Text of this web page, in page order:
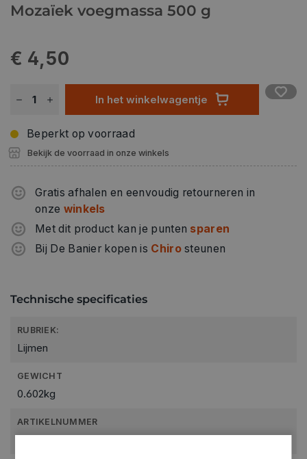
Mozaïek voegmassa 500 g
€ 4,50
In het winkelwagentje
Beperkt op voorraad
Bekijk de voorraad in onze winkels
Gratis afhalen en eenvoudig retourneren in
onze winkels
Met dit product kan je punten sparen
Bij De Banier kopen is Chirosteunen
Technische specificaties
RUBRIEK:
Lijmen
GEWICHT
0.602kg
ARTIKELNUMMER
1860883